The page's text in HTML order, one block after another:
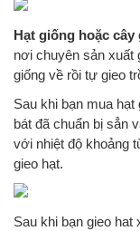
Hạt giống hoặc cây
nơi chuyên sản xuất
giống về rồi tự gieo
Sau khi bạn mua
bát đã chuẩn bị sẳn
với nhiệt độ khoảng
gieo hạt.
Sau khi bạn gieo